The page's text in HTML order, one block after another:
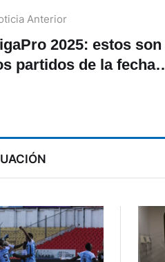
Anterior
2025: estos son
partidos de la fecha